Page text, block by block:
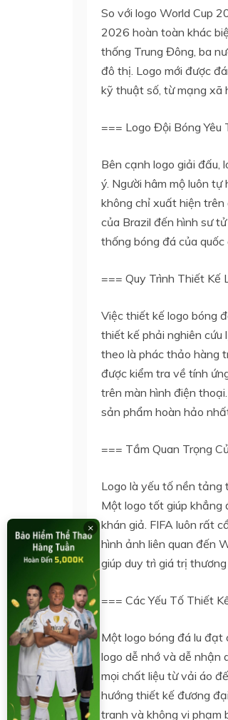
So với logo World Cup
2026 hoàn toàn khác
thống Trung Đông, ba
đô thị. Logo mới được
kỹ thuật số, từ mạng xã
=== Logo Đội Bóng Yêu
Bên cạnh logo giải đấu,
ý. Người hâm mộ luôn
không chỉ xuất hiện
của Brazil đến hình sư
thống bóng đá của quốc
=== Quy Trình Thiết Kế
Việc thiết kế logo bóng
thiết kế phải nghiên cứu
theo là phác thảo hàng
được kiểm tra về tính
trên màn hình điện
sản phẩm hoàn hảo
=== Tầm Quan Trọng
Logo là yếu tố nền tảng
Một logo tốt giúp khẳng
khán giả. FIFA luôn rất
hình ảnh liên quan đến
giúp duy trì giá trị
=== Các Yếu Tố Thiết
Một logo bóng đá lu đạt
logo dễ nhớ và dễ nhận
mọi chất liệu từ vải áo
hướng thiết kế đương
tranh và không vi phạm
×